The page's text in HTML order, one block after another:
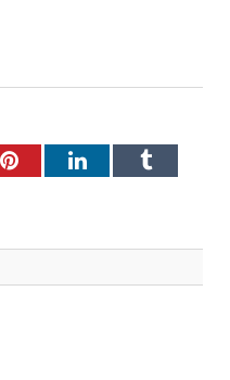
Pinterest
LinkedIn